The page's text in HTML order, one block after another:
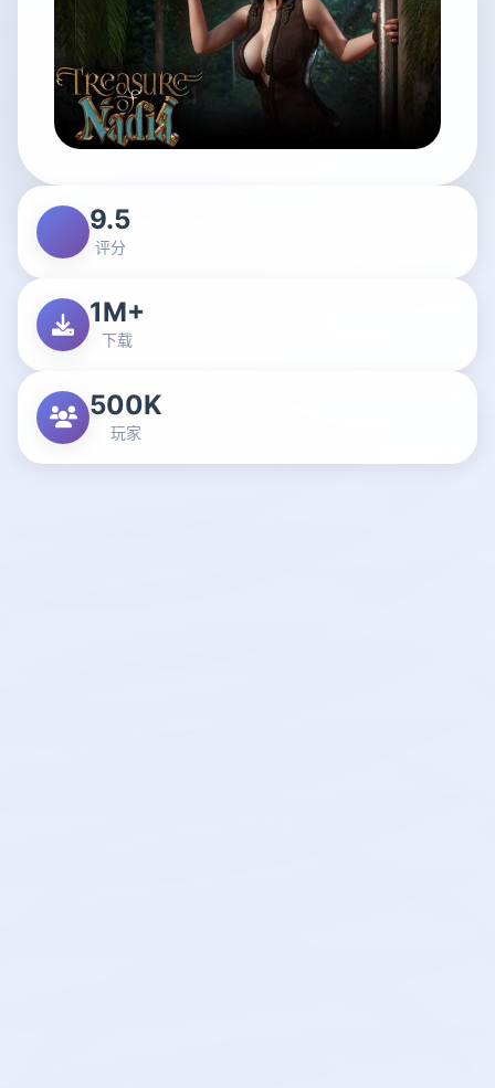
9.5
评分
1M+
下载
500K
玩家